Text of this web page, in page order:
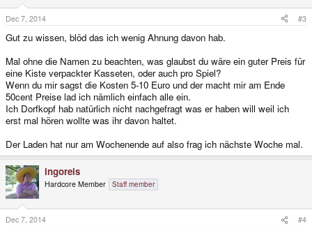
Dec 7, 2014 #3
Gut zu wissen, blöd das ich wenig Ahnung davon hab.
Mal ohne die Namen zu beachten, was glaubst du wäre ein guter Preis für
eine Kiste verpackter Kasseten, oder auch pro Spiel?
Wenn du mir sagst die Kosten 5-10 Euro und der macht mir am Ende
50cent Preise lad ich nämlich einfach alle ein.
Ich Dorfkopf hab natürlich nicht nachgefragt was er haben will weil ich
erst mal hören wollte was ihr davon haltet.
Der Laden hat nur am Wochenende auf also frag ich nächste Woche mal.
ingoreis
Hardcore Member Staff member
Dec 7, 2014 #4